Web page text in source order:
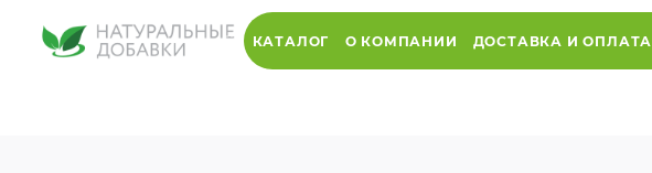
КАТАЛОГ О КОМПАНИИ ДОСТАВКА И ОПЛАТА